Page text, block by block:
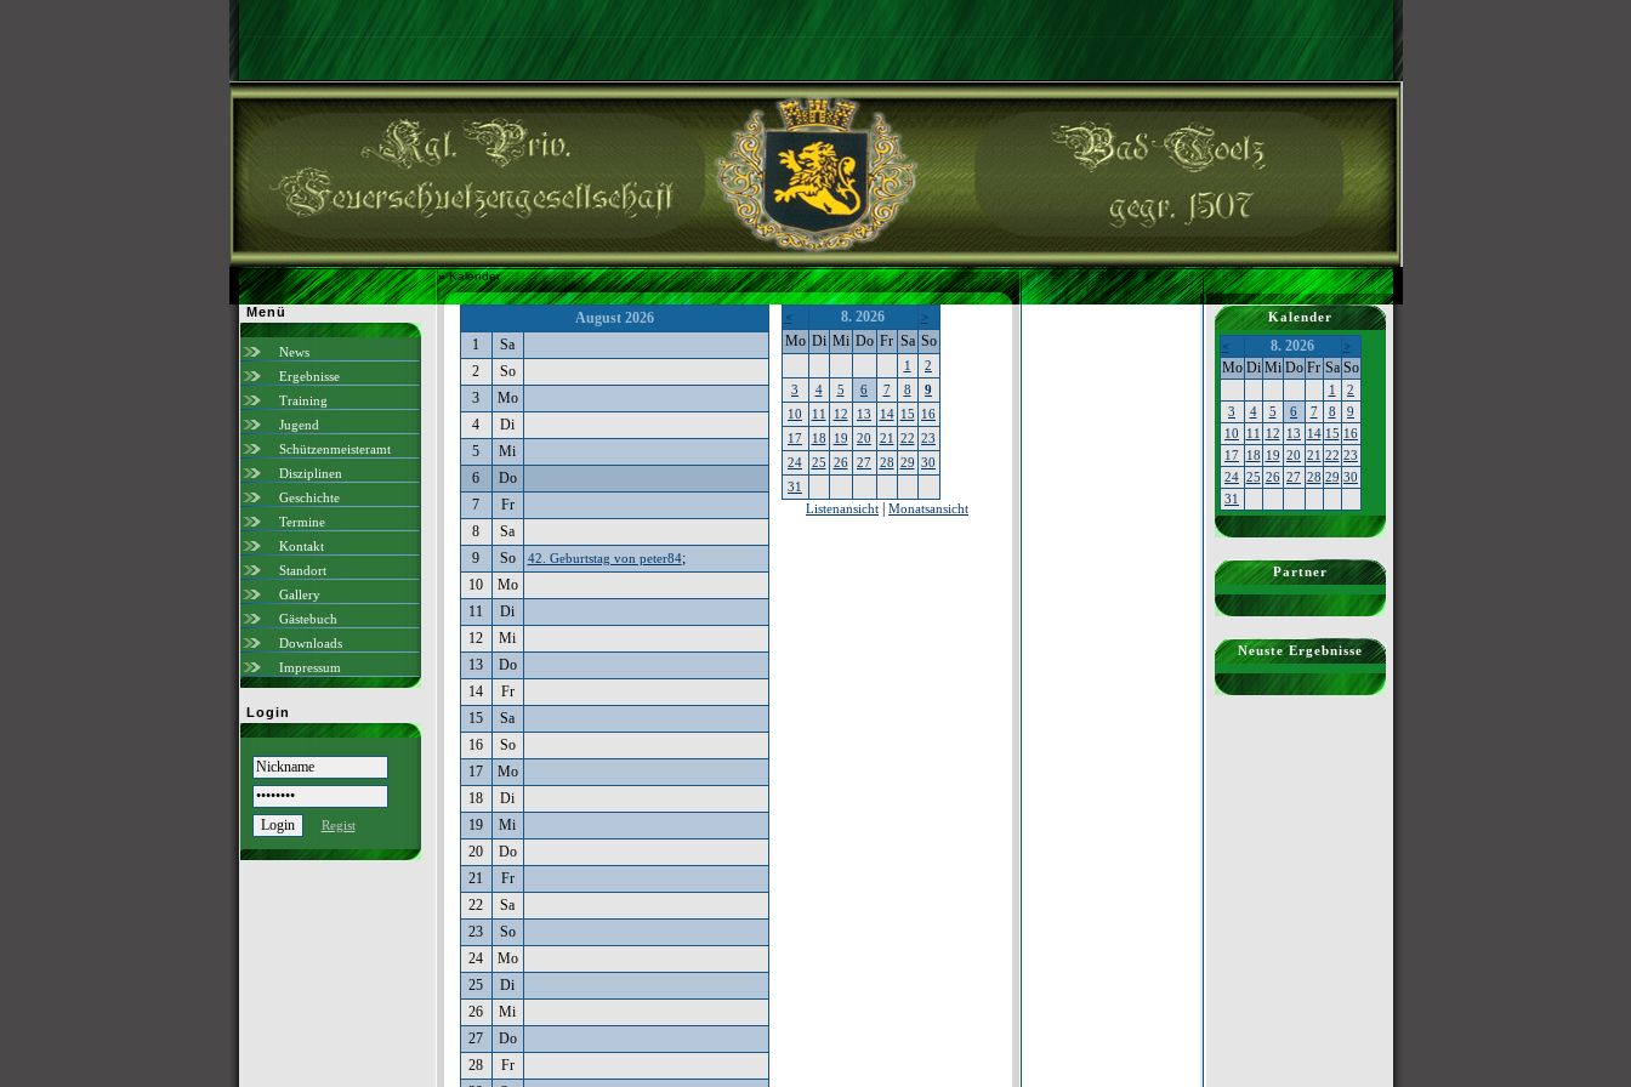
»Kalender
Menü
News
Ergebnisse
Training
Jugend
Schützenmeisteramt
Disziplinen
Geschichte
Termine
Kontakt
Standort
Gallery
Gästebuch
Downloads
Impressum
Login
Regist
August 2026
1
Sa
2
So
3
Mo
4
Di
5
Mi
6
Do
7
Fr
8
Sa
9
So 42. Geburtstag von peter84;
10
Mo
11
Di
12
Mi
13
Do
14
Fr
15
Sa
16
So
17
Mo
18
Di
19
Mi
20
Do
21
Fr
22
Sa
23
So
24
Mo
25
Di
26
Mi
27
Do
28
Fr
< 8. 2026 >
Mo Di Mi Do Fr Sa So
1
2
3
4 5 6 7 8
9
10
11 12 13 14 15 16
17
18 19 20 21 22 23
24
25 26 27 28 29 30
31
Listenansicht
Monatsansicht
Kalender
<
8. 2026 >
Mo Di Mi Do Fr Sa So
1
2
3
4 5 6 7 8
9
10
11 12 13 14 15 16
17 18 19 20 21 22 23
24 25 26 27 28 29 30
31
Partner
Neuste Ergebnisse